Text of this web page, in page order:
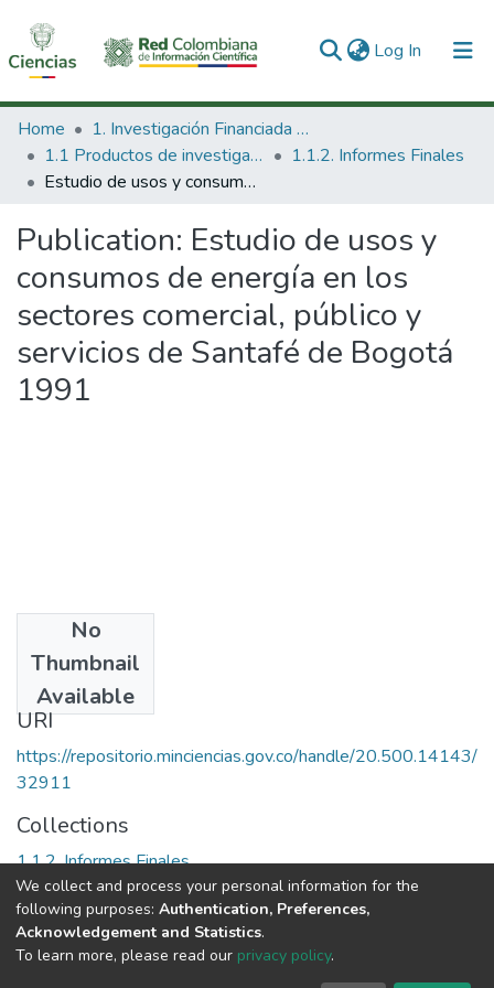
Log In (current)
Communities & Collections
All of DSpace
Home
1. Investigación Financiada con Recursos Públicos
1.1 Productos de investigación
1.1.2. Informes Finales
Estudio de usos y consumos de energía en los sectores comercial, público y servicios de Santafé de Bogotá 1991
Publication: Estudio de usos y
consumos de energía en los
sectores comercial, público y
servicios de Santafé de Bogotá
1991
No
Thumbnail
Available
1992
URI
https://repositorio.minciencias.gov.co/handle/20.500.14143/
32911
Collections
1.1.2. Informes Finales
Full item page
DSpace software copyright © 2002-2026
We collect and process your personal information for the
following purposes: Authentication, Preferences,
Acknowledgement and Statistics.
To learn more, please read our privacy policy.